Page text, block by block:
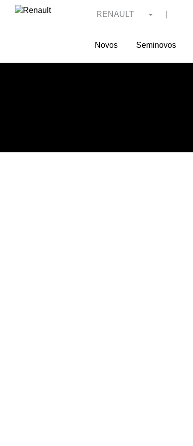
RENAULT
Novos Seminovos